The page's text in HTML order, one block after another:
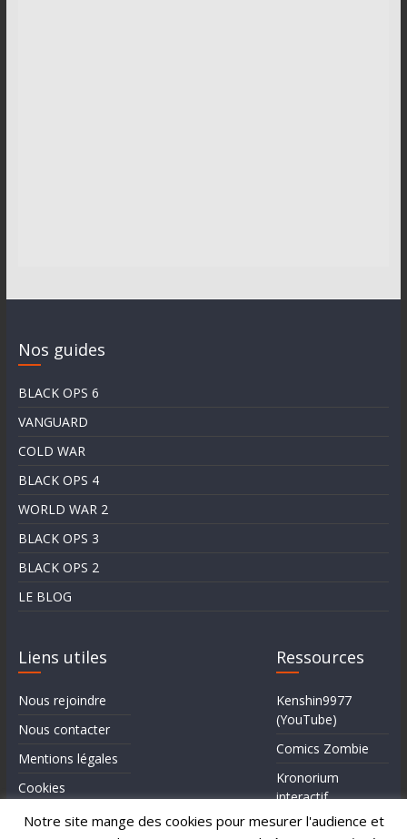
Notre site mange des cookies pour mesurer l'audience et
Nos guides
BLACK OPS 6
VANGUARD
COLD WAR
BLACK OPS 4
WORLD WAR 2
BLACK OPS 3
BLACK OPS 2
LE BLOG
Liens utiles
Nous rejoindre
Nous contacter
Mentions légales
Cookies
Qui sommes-
Ressources
Kenshin9977
(YouTube)
Comics Zombie
Kronorium
interactif
Forum Reddit (en)